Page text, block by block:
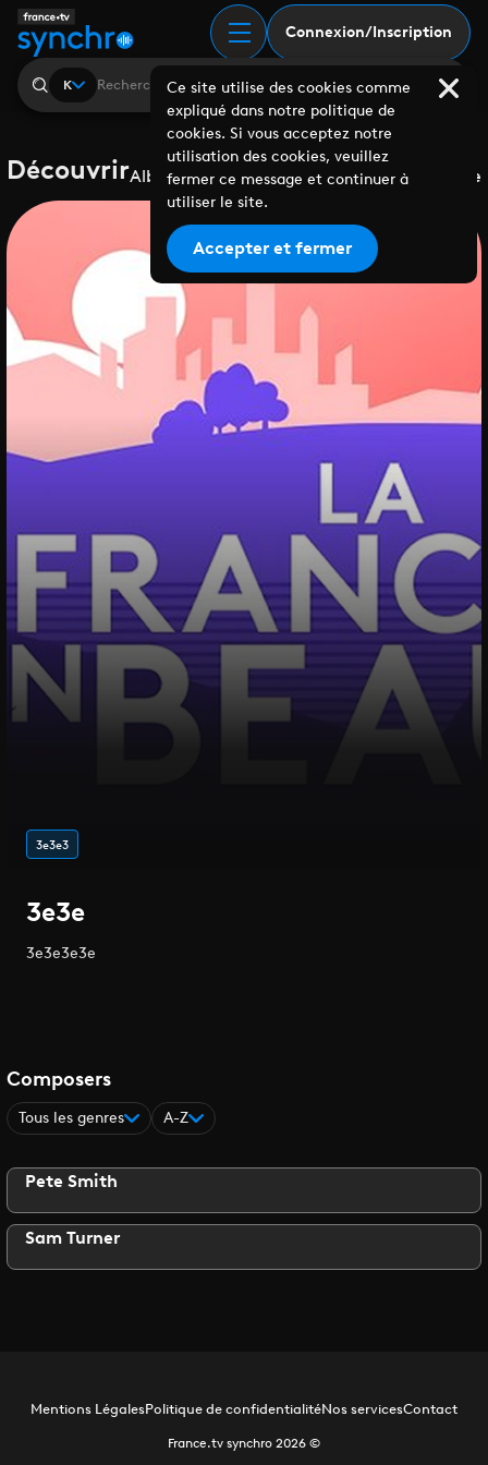
Connexion/Inscription
K
DécouvrirAlbumsPlaylistsCollaborationsLabels Genre
3e3e3
3e3e
3e3e3e3e
Composers
Tous les genres A-Z
Pete Smith
Sam Turner
Mentions LégalesPolitique de confidentialitéNos servicesContact
France.tv synchro 2026 ©
Ce site utilise des cookies comme
expliqué dans notre politique de
cookies. Si vous acceptez notre
utilisation des cookies, veuillez
fermer ce message et continuer à
utiliser le site.
Accepter et fermer